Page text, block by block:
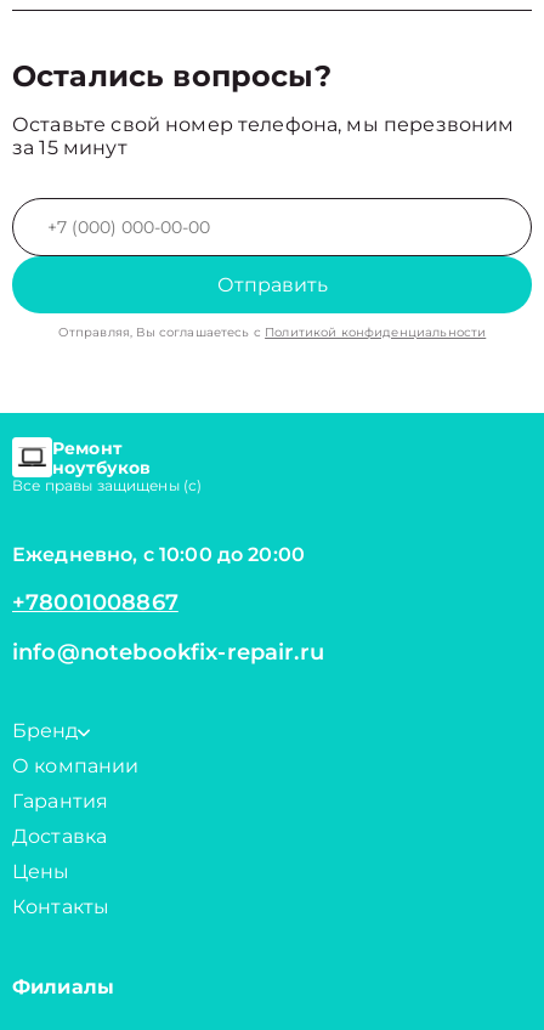
Остались вопросы?
Оставьте свой номер телефона, мы перезвоним
за 15 минут
Отправить
Отправляя, Вы соглашаетесь с Политикой конфиденциальности
Ремонт
ноутбуков
Все правы защищены (с)
Ежедневно, с 10:00 до 20:00
+78001008867
info@notebookfix-repair.ru
Бренд
О компании
Гарантия
Доставка
Цены
Контакты
Филиалы